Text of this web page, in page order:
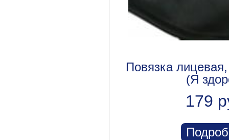
Повязка
(Я
179